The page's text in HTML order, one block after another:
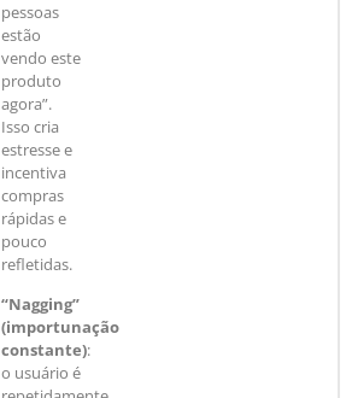
pessoas
estão
vendo este
produto
agora”.
Isso cria
estresse e
incentiva
compras
rápidas e
pouco
refletidas.
“Nagging”
(importunação
constante):
o usuário é